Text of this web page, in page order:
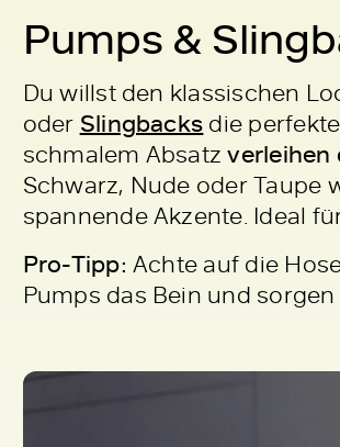
Pumps &
Du willst den klassischen
oder Slingbacks die
schmalem Absatzverleihen
Schwarz, Nude oder Taupe
spannende Akzente. Ideal
Pro-Tipp: Achte auf die
Pumps das Bein und